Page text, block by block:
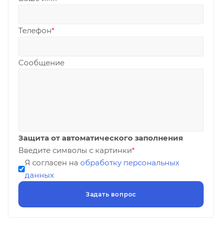
Телефон*
Сообщение
Защита от автоматического заполнения
Введите символы с картинки*
Я согласен на обработку персональных
данных